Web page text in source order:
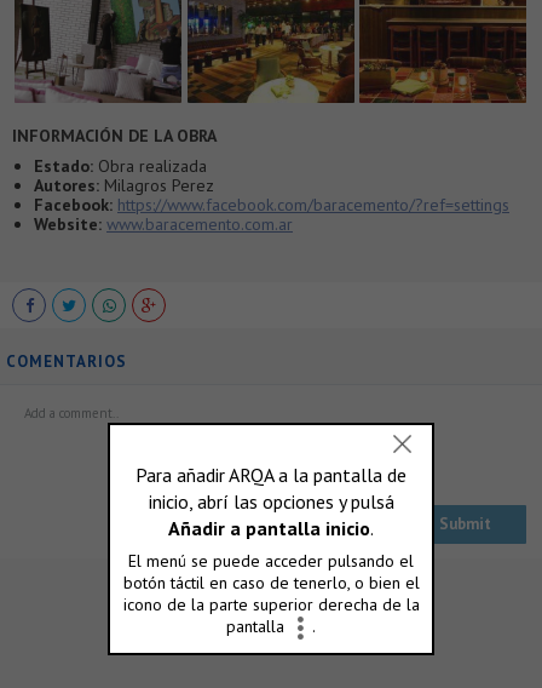
INFORMACIÓN DE LA OBRA
Estado: Obra realizada
Autores: Milagros Perez
Facebook: https://www.facebook.com/baracemento/?ref=settings
Website: www.baracemento.com.ar
COMENTARIOS